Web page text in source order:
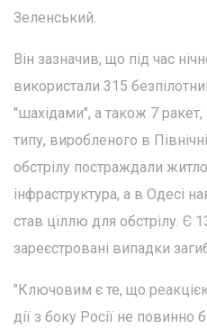
Зеленський.
Він зазначив, що під час
використали 315
"шахідами", а також 7 ракет,
типу, виробленого в
обстрілу постраждали
інфраструктура, а в Одесі
став ціллю для обстрілу. Є
зареєстровані випадки
"Ключовим є те, що реакцією
дії з боку Росії не